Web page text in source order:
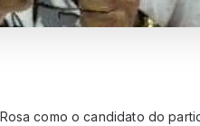
como o candidato do